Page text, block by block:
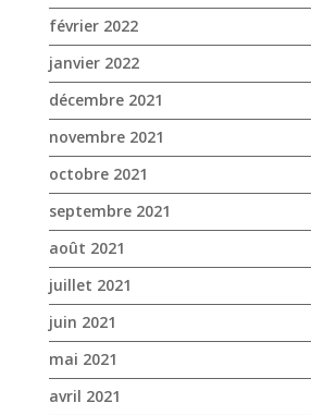
février 2022
janvier 2022
décembre 2021
novembre 2021
octobre 2021
septembre 2021
août 2021
juillet 2021
juin 2021
mai 2021
avril 2021